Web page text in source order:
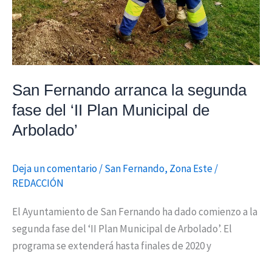
San Fernando arranca la segunda
fase del ‘II Plan Municipal de
Arbolado’
Deja un comentario/San Fernando, Zona Este/
REDACCIÓN
El Ayuntamiento de San Fernando ha dado comienzo a la
segunda fase del ‘II Plan Municipal de Arbolado’. El
programa se extenderá hasta finales de 2020 y
Plan
Municipal
de
Arbolado’